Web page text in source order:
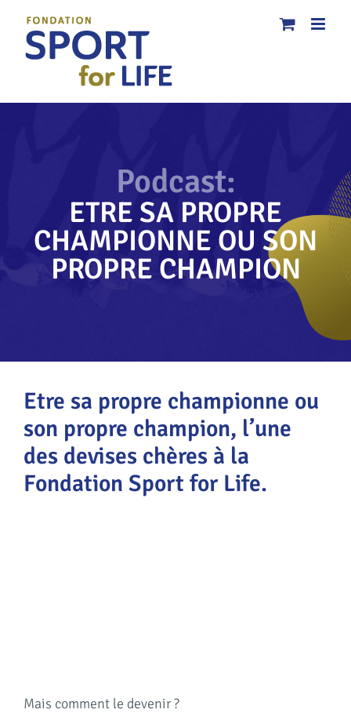
contenu
Podcast:
ETRE SA PROPRE
CHAMPIONNE OU SON
PROPRE CHAMPION
Etre sa propre championne ou
son propre champion, l’une
des devises chères à la
Fondation Sport for Life.
Mais comment le devenir ?